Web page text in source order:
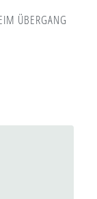
ÜBERGANG